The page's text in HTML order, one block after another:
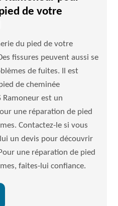
de votre
du pied de votre
fissures peuvent aussi se
de fuites. Il est
de cheminée
Ramoneur est un
une réparation de pied
Contactez-le si vous
un devis pour découvrir
une réparation de pied
faites-lui confiance.